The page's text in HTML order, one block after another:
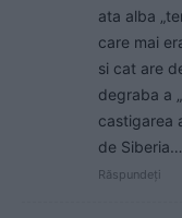
ata alba
care mai
si cat are
degraba a
castigarea
de Siberia…
Răspundeți